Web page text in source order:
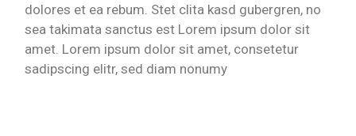
dolores et ea rebum. Stet clita kasd gubergren, no
sea takimata sanctus est Lorem ipsum dolor sit
amet. Lorem ipsum dolor sit amet, consetetur
sadipscing elitr, sed diam nonumy